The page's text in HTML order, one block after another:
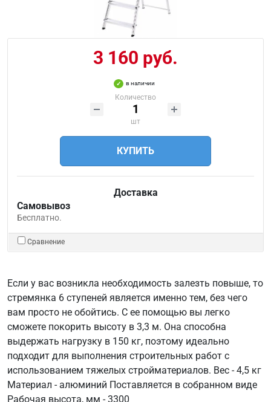
3 160 руб.
в наличии
Количество
шт
КУПИТЬ
Доставка
Самовывоз
Бесплатно.
Сравнение
Если у вас возникла необходимость залезть повыше, то
стремянка 6 ступеней является именно тем, без чего
вам просто не обойтись. С ее помощью вы легко
сможете покорить высоту в 3,3 м. Она способна
выдержать нагрузку в 150 кг, поэтому идеально
подходит для выполнения строительных работ с
использованием тяжелых стройматериалов. Вес - 4,5 кг
Материал - алюминий Поставляется в собранном виде
Рабочая высота, мм - 3300